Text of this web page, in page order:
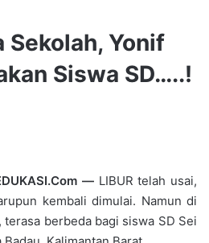
Sekolah, Yonif
Siswa SD…..!
— LIBUR telah usai,
kembali dimulai. Namun di
berbeda bagi siswa SD Sei